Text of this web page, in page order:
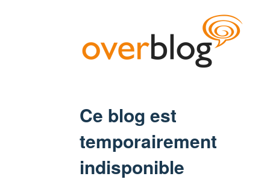
Ce blog est
temporairement
indisponible